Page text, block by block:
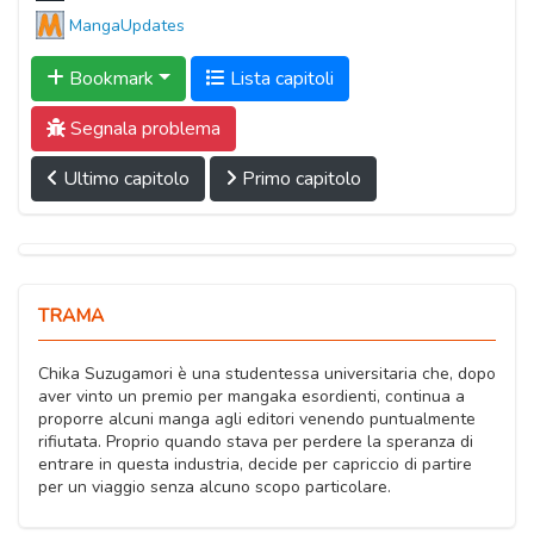
MangaUpdates
Bookmark
Lista capitoli
Segnala problema
Ultimo capitolo
Primo capitolo
TRAMA
Chika Suzugamori è una studentessa universitaria che, dopo
aver vinto un premio per mangaka esordienti, continua a
proporre alcuni manga agli editori venendo puntualmente
rifiutata. Proprio quando stava per perdere la speranza di
entrare in questa industria, decide per capriccio di partire
per un viaggio senza alcuno scopo particolare.